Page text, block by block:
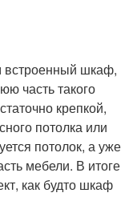
встроенный шкаф,
часть такого
крепкой,
потолка или
потолок, а уже
мебели. В итоге
как будто шкаф